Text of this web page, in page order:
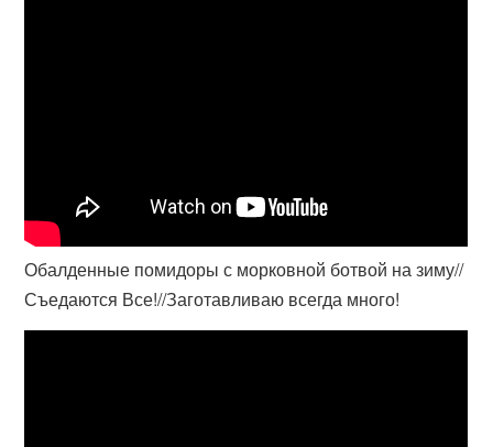
Обалденные помидоры с морковной ботвой на зиму//
Съедаются Все!//Заготавливаю всегда много!